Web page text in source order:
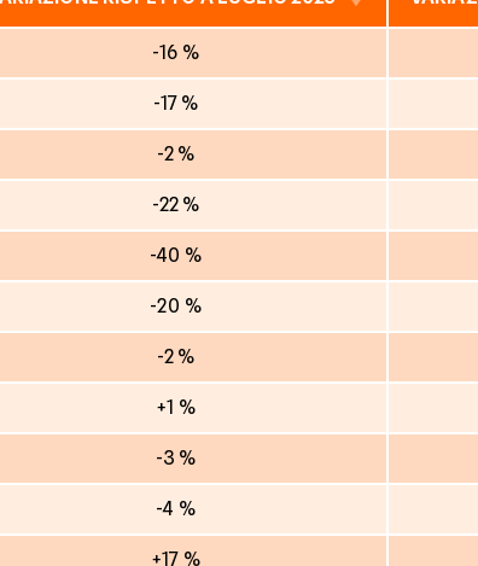
-16 %
-17 %
-2 %
-22 %
-40 %
-20 %
-2 %
+1 %
-3 %
-4 %
+17 %